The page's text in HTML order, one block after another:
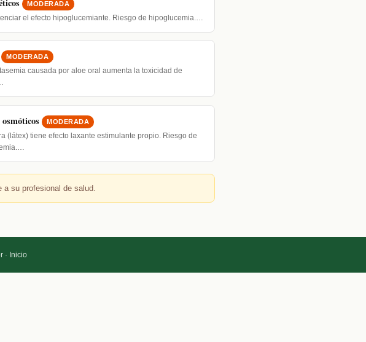
MODERADA
el efecto hipoglucemiante. Riesgo de hipoglucemia.…
MODERADA
causada por aloe oral aumenta la toxicidad de
MODERADA
(látex) tiene efecto laxante estimulante propio. Riesgo de
su profesional de salud.
· Inicio